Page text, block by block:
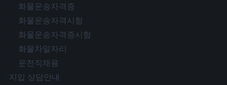
화물운송자격증
화물운송자격시험
화물운송자격증시험
화물차일자리
운전직채용
지입 상담안내